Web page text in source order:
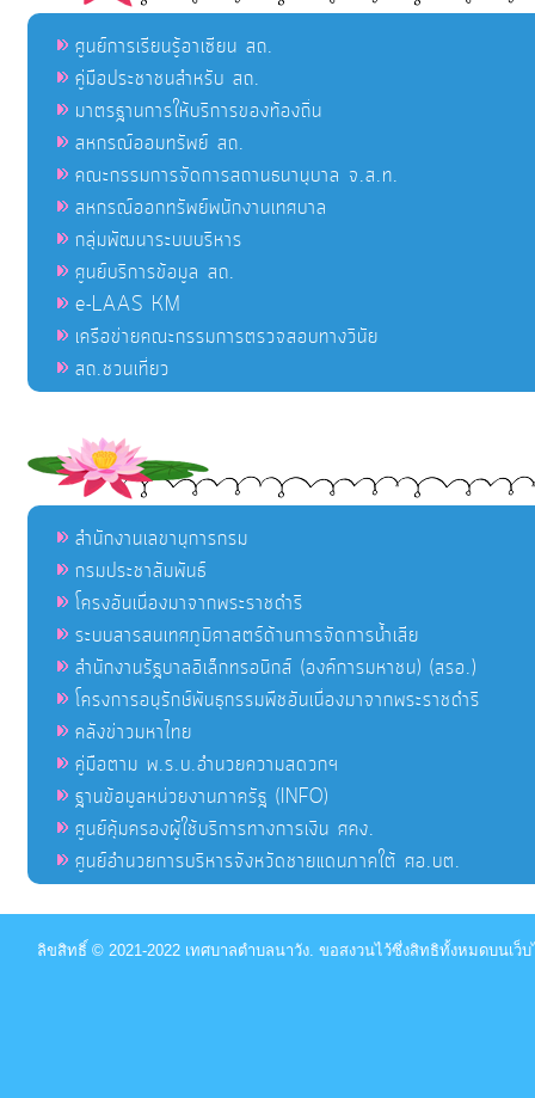
ศูนย์การเรียนรู้อาเซียน สถ.
คู่มือประชาชนสำหรับ สถ.
มาตรฐานการให้บริการของท้องถิ่น
สหกรณ์ออมทรัพย์ สถ.
คณะกรรมการจัดการสถานธนานุบาล จ.ส.ท.
สหกรณ์ออกทรัพย์พนักงานเทศบาล
กลุ่มพัฒนาระบบบริหาร
ศูนย์บริการข้อมูล สถ.
e-LAAS KM
เครือข่ายคณะกรรมการตรวจสอบทางวินัย
สถ.ชวนเที่ยว
สำนักงานเลขานุการกรม
กรมประชาสัมพันธ์
โครงอันเนื่องมาจากพระราชดำริ
ระบบสารสนเทศภูมิศาสตร์ด้านการจัดการน้ำเสีย
สำนักงานรัฐบาลอิเล็กทรอนิกส์ (องค์การมหาชน) (สรอ.)
โครงการอนุรักษ์พันธุกรรมพืชอันเนื่องมาจากพระราชดำริ
คลังข่าวมหาไทย
คู่มือตาม พ.ร.บ.อำนวยความสดวกฯ
ฐานข้อมูลหน่วยงานภาครัฐ (INFO)
ศูนย์คุ้มครองผู้ใช้บริการทางการเงิน ศคง.
ศูนย์อำนวยการบริหารจังหวัดชายแดนภาคใต้ ศอ.บต.
ลิขสิทธิ์ © 2021-2022 เทศบาลตำบลนาวัง. ขอสงวนไว้ซึ่งสิทธิทั้งหมดบนเ